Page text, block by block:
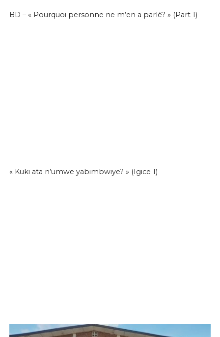
BD – « Pourquoi personne ne m’en a parlé? » (Part 1)
« Kuki ata n’umwe yabimbwiye? » (Igice 1)